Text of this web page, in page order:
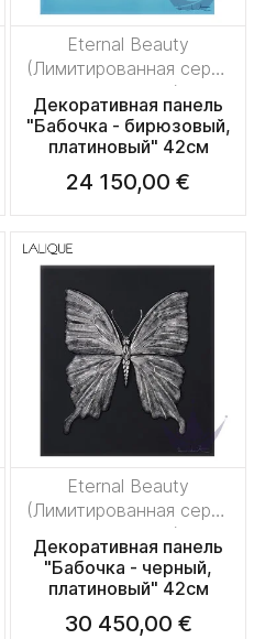
Eternal Beauty
(Лимитированная серия
на 50 пред.)
Декоративная панель
"Бабочка - бирюзовый,
платиновый" 42см
24 150,00 €
Eternal Beauty
(Лимитированная серия
на 50 пред.)
Декоративная панель
"Бабочка - черный,
платиновый" 42см
30 450,00 €